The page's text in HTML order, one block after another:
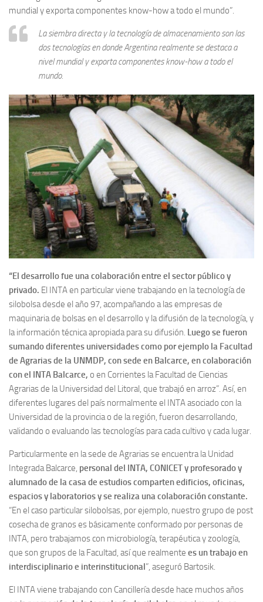
mundial y exporta componentes know-how a todo el mundo”.
La siembra directa y la tecnología de almacenamiento son las
dos tecnologías en donde Argentina realmente se destaca a
nivel mundial y exporta componentes know-how a todo el
mundo.
“El desarrollo fue una colaboración entre el sector público y
privado. El INTA en particular viene trabajando en la tecnología de
silobolsa desde el año 97, acompañando a las empresas de
maquinaria de bolsas en el desarrollo y la difusión de la tecnología, y
la información técnica apropiada para su difusión. Luego se fueron
sumando diferentes universidades como por ejemplo la Facultad
de Agrarias de la UNMDP, con sede en Balcarce, en colaboración
con el INTA Balcarce, o en Corrientes la Facultad de Ciencias
Agrarias de la Universidad del Litoral, que trabajó en arroz”. Así, en
diferentes lugares del país normalmente el INTA asociado con la
Universidad de la provincia o de la región, fueron desarrollando,
validando o evaluando las tecnologías para cada cultivo y cada lugar.
Particularmente en la sede de Agrarias se encuentra la Unidad
Integrada Balcarce, personal del INTA, CONICET y profesorado y
alumnado de la casa de estudios comparten edificios, oficinas,
espacios y laboratorios y se realiza una colaboración constante.
“En el caso particular silobolsas, por ejemplo, nuestro grupo de post
cosecha de granos es básicamente conformado por personas de
INTA, pero trabajamos con microbiología, terapéutica y zoología,
que son grupos de la Facultad, así que realmente es un trabajo en
interdisciplinario e interinstitucional”, aseguró Bartosik.
El INTA viene trabajando con Cancillería desde hace muchos años